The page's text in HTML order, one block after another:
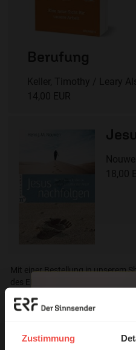
Zustimmung
Berufung
Keller, Timothy / Leary
14,00 EUR
18,00
Mit einer Bestellung in unserem
des ERF.
Nutzungsrechte